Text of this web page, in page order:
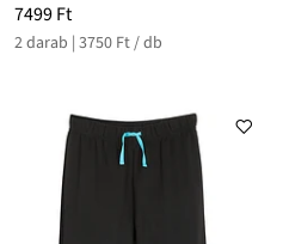
7499 Ft
2 darab | 3750 Ft / db